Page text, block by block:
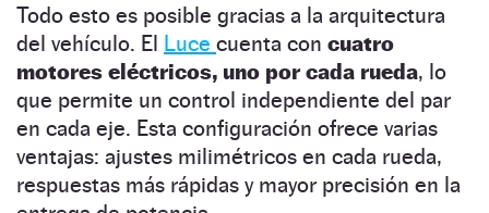
Todo esto es posible gracias a la arquitectura
del vehículo. El Luce cuenta con cuatro
motores eléctricos, uno por cada rueda, lo
que permite un control independiente del par
en cada eje. Esta configuración ofrece varias
ventajas: ajustes milimétricos en cada rueda,
respuestas más rápidas y mayor precisión en la